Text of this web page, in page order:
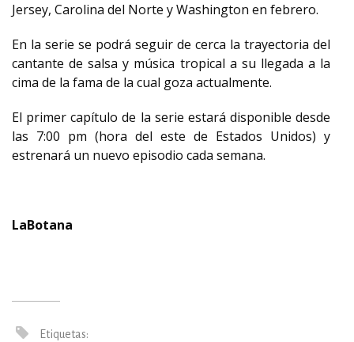
Jersey, Carolina del Norte y Washington en febrero.
En la serie se podrá seguir de cerca la trayectoria del
cantante de salsa y música tropical a su llegada a la
cima de la fama de la cual goza actualmente.
El primer capítulo de la serie estará disponible desde
las 7:00 pm (hora del este de Estados Unidos) y
estrenará un nuevo episodio cada semana.
LaBotana
Etiquetas: